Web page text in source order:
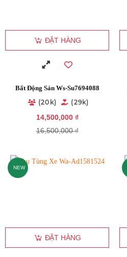
ĐẶT HÀNG
Bất Động Sản Ws-Su7694088
(20k)
(29k)
14,500,000 ₫
16,500,000 ₫
NEW
ĐẶT HÀNG